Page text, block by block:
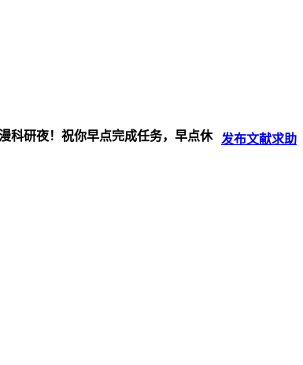
发布文献求助
科研夜！祝你早点完成任务，早点休